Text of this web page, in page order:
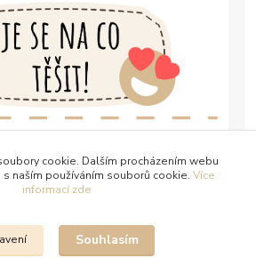
cookie. Dalším procházením webu
naším používáním souborů cookie. Více
informací zde
Souhlasím